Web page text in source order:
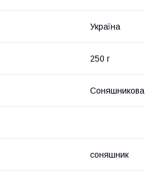
Україна
250 г
Соняшникова
соняшник